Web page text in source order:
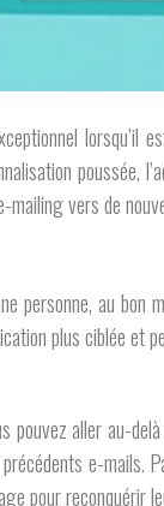
poussée,
vers de
personne, au
plus ciblée et
aller au-
e-
pour reconquérir